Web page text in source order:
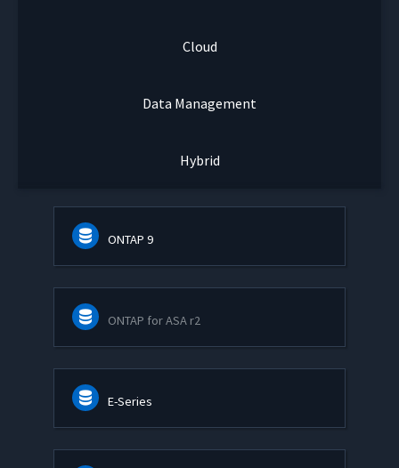
Cloud
Data Management
Hybrid
ONTAP 9
ONTAP for ASA r2
E-Series